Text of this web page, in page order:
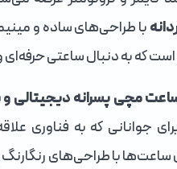
با طراحی‌های ساده و
است که به دنبال ساعتی
مچی پسرانه دیجیتالی
جوانانی که به فناوری
با طراحی‌های